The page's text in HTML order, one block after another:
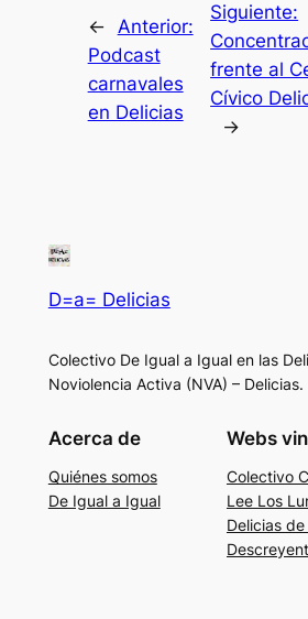
← Anterior:
Podcast
carnavales
en Delicias
Siguiente:
frente al
Cívico
→
D=a= Delicias
Colectivo De Igual a Igual en las
Noviolencia Activa (NVA) – Delicias.
Acerca de
Quiénes somos
De Igual a Igual
Webs
Colectivo
Lee Los
Delicias